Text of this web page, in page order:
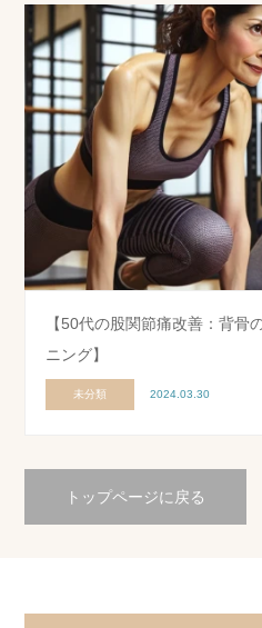
【50代の股関節痛改善：背骨
ニング】
未分類 2024.03.30
トップページに戻る